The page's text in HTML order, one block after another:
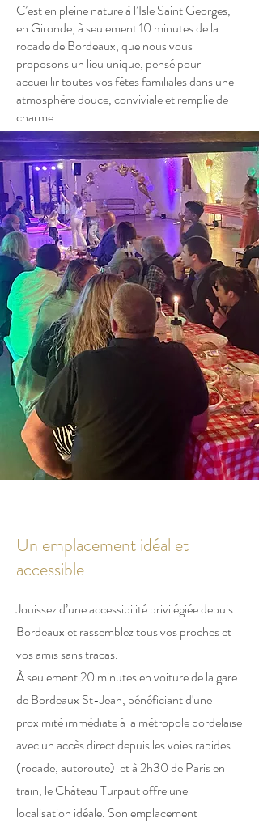
C’est en pleine nature à l’Isle Saint Georges,
en Gironde, à seulement 10 minutes de la
rocade de Bordeaux, que nous vous
proposons un lieu unique, pensé pour
accueillir toutes vos fêtes familiales dans une
atmosphère douce, conviviale et remplie de
charme.
Un emplacement idéal et
accessible
Jouissez d’une accessibilité privilégiée depuis
Bordeaux et rassemblez tous vos proches et
vos amis sans tracas.
À seulement 20 minutes en voiture de la gare
de Bordeaux St-Jean, bénéficiant d'une
proximité immédiate à la métropole bordelaise
avec un accès direct depuis les voies rapides
(rocade, autoroute) et à 2h30 de Paris en
train, le Château Turpaut offre une
localisation idéale. Son emplacement